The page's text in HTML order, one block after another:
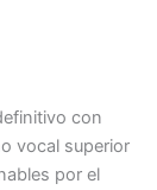
con
vocal superior
por el